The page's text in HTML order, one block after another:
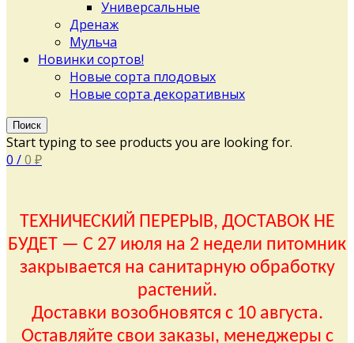
Универсальные
Дренаж
Мульча
Новинки сортов!
Новые сорта плодовых
Новые сорта декоративных
Поиск
Start typing to see products you are looking for.
0 /0 ₽
ТЕХНИЧЕСКИЙ ПЕРЕРЫВ, ДОСТАВОК НЕ
БУДЕТ — С 27 июля на 2 недели питомник
закрывается на санитарную обработку
растений.
Доставки возобновятся с 10 августа.
Оставляйте свои заказы, менеджеры с